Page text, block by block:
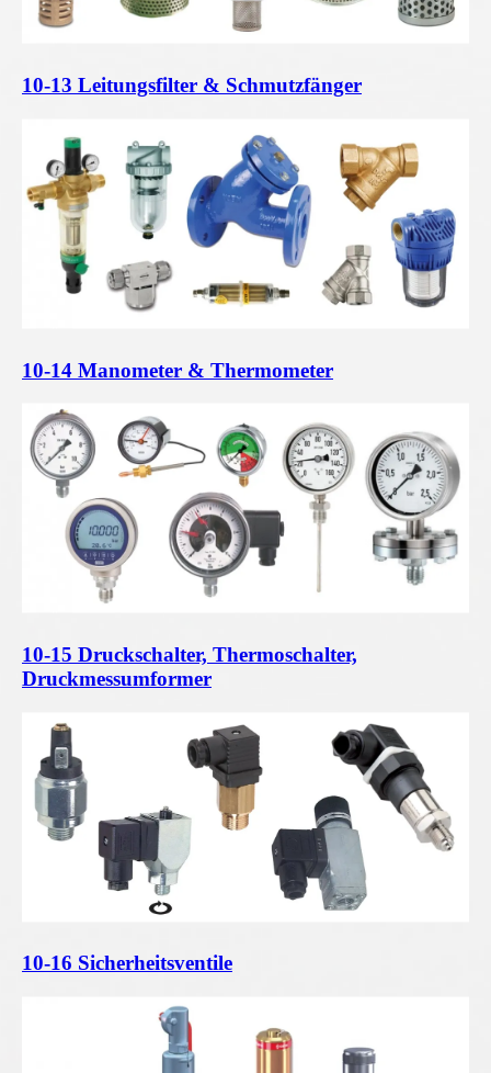
10-13 Leitungsfilter & Schmutzfänger
10-14 Manometer & Thermometer
10-15 Druckschalter, Thermoschalter,
Druckmessumformer
10-16 Sicherheitsventile